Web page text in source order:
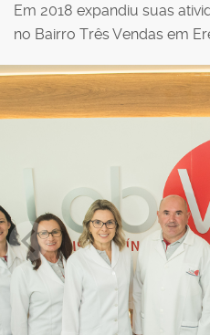
Em 2018 expandiu suas
no Bairro Três Vendas em